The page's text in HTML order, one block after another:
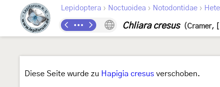
Lepidoptera › Noctuoidea › Notodontidae ›
Chliara cresus (Cramer,
Diese Seite wurde zu Hapigia cresus verschoben.